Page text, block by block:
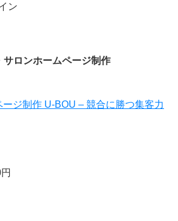
ン
サロンホームページ制作
ジ制作 U-BOU – 競合に勝つ集客力